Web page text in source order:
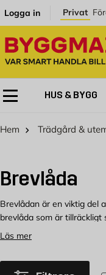
Logga in Privat
HUS & BYGG
Hem Trädgård &
Brevlåda
Brevlådan är en viktig del
brevlåda som är
Det finns många olika
Läs mer